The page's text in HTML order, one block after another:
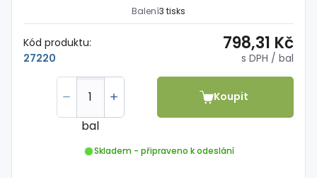
Balení3 tisks
Kód produktu:
27220
798,31 Kč
s DPH / bal
bal
Koupit
Skladem - připraveno k odeslání